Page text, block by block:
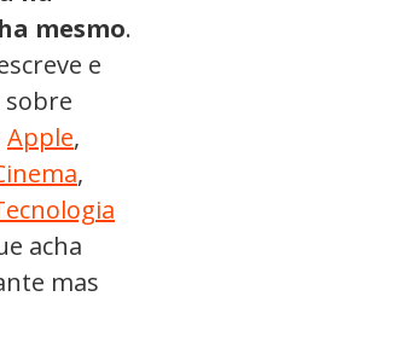
mesmo.
e
Apple,
,
acha
mas